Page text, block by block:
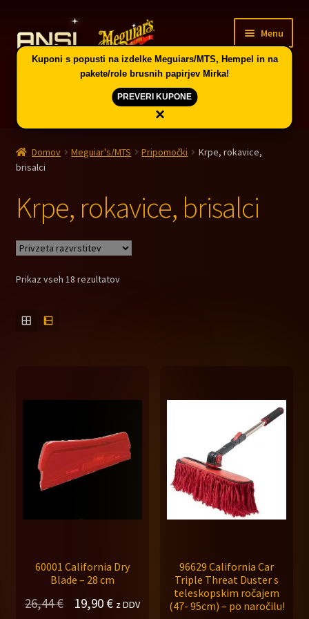
to
navigation
to
content
Menu
Domov
Vodič po skupinah artiklov in kuponi
Trgovina
PE CELJE
Splošni pogoji
Domov Meguiar's/MTS Pripomočki
Krpe, rokavice,
brisalci
Krpe, rokavice, brisalci
Prikaz vseh 18 rezultatov
60001 California Dry
Blade – 28 cm
26,44€
Izvirna
19,90 €Trenutna
z DDV
96629 California Car
Triple Threat Duster s
teleskopskim ročajem
(47- 95cm) – po naročilu!
Kuponi s popusti na izdelke Meguiars/MTS, Hempel in na
pakete/role brusnih papirjev Mirka!
PREVERI KUPONE
×